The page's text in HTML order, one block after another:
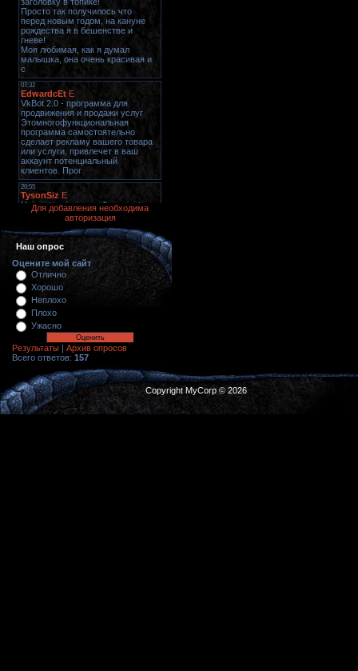
Для добавления необходима
авторизация
Наш опрос
Оцените мой сайт
Отлично
Хорошо
Неплохо
Плохо
Ужасно
Результаты | Архив опросов
Всего ответов: 157
Copyright MyCorp © 2026